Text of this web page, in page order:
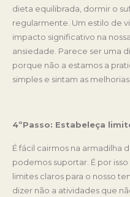
dieta equilibrada, dormir o
regularmente. Um estilo de
impacto significativo na
ansiedade. Parece ser uma
porque não a estamos a
simples e sintam as
4ºPasso: Estabeleça
É fácil cairmos na armadilha
podemos suportar. É por
limites claros para o nosso
dizer não a atividades que